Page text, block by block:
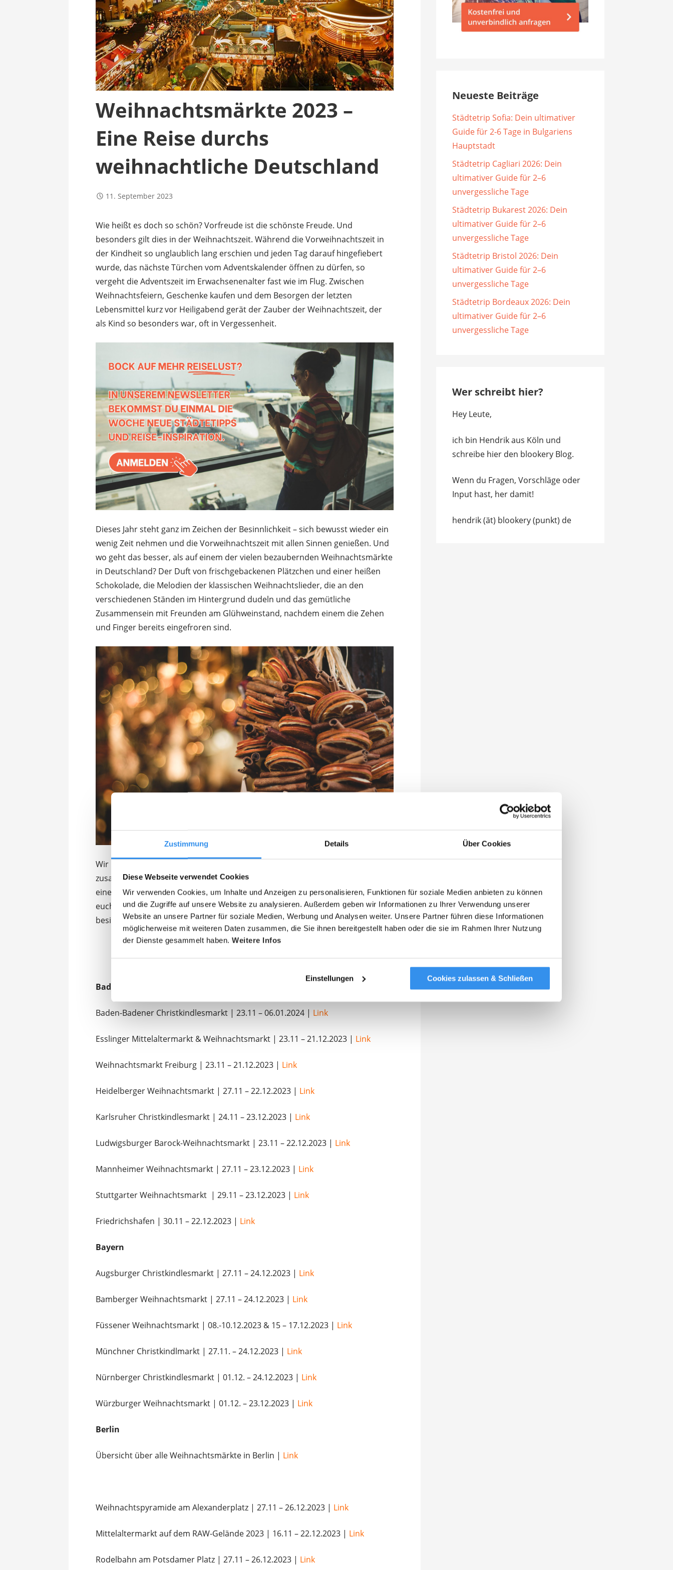
Zustimmung Details Über Cookies
Diese Webseite verwendet Cookies
Wir verwenden Cookies, um Inhalte und Anzeigen zu personalisieren, Funktionen für soziale Medien anbieten zu können
und die Zugriffe auf unsere Website zu analysieren. Außerdem geben wir Informationen zu Ihrer Verwendung unserer
Website an unsere Partner für soziale Medien, Werbung und Analysen weiter. Unsere Partner führen diese Informationen
möglicherweise mit weiteren Daten zusammen, die Sie ihnen bereitgestellt haben oder die sie im Rahmen Ihrer Nutzung
der Dienste gesammelt haben. Weitere Infos
Einstellungen Cookies zulassen & Schließen
Weihnachtsmärkte 2023 –
Eine Reise durchs
weihnachtliche Deutschland
11. September 2023
Wie heißt es doch so schön? Vorfreude ist die schönste Freude. Und
besonders gilt dies in der Weihnachtszeit. Während die Vorweihnachtszeit in
der Kindheit so unglaublich lang erschien und jeden Tag darauf hingefiebert
wurde, das nächste Türchen vom Adventskalender öffnen zu dürfen, so
vergeht die Adventszeit im Erwachsenenalter fast wie im Flug. Zwischen
Weihnachtsfeiern, Geschenke kaufen und dem Besorgen der letzten
Lebensmittel kurz vor Heiligabend gerät der Zauber der Weihnachtszeit, der
als Kind so besonders war, oft in Vergessenheit.
Dieses Jahr steht ganz im Zeichen der Besinnlichkeit – sich bewusst wieder ein
wenig Zeit nehmen und die Vorweihnachtszeit mit allen Sinnen genießen. Und
wo geht das besser, als auf einem der vielen bezaubernden Weihnachtsmärkte
in Deutschland? Der Duft von frischgebackenen Plätzchen und einer heißen
Schokolade, die Melodien der klassischen Weihnachtslieder, die an den
verschiedenen Ständen im Hintergrund dudeln und das gemütliche
Zusammensein mit Freunden am Glühweinstand, nachdem einem die Zehen
und Finger bereits eingefroren sind.
Wir haben euch hier für jedes Bundesland einige Weihnachtsmärkte
zusammengestellt. Wie wäre es zum Beispiel mit einem Wochenendausflug auf
einen der Weihnachtsmärkte in Münster, Kiel, Marburg oder Nürnberg? Lasst
euch überraschen, überlasst die Planung uns, und buchthiereuer
besinnliches Weihnachtswochenende.
Baden Würtemberg
Baden-Badener Christkindlesmarkt | 23.11 – 06.01.2024 | Link
Esslinger Mittelaltermarkt & Weihnachtsmarkt | 23.11 – 21.12.2023 | Link
Weihnachtsmarkt Freiburg |23.11 – 21.12.2023 | Link
Heidelberger Weihnachtsmarkt | 27.11 – 22.12.2023 | Link
Karlsruher Christkindlesmarkt | 24.11 – 23.12.2023 | Link
Ludwigsburger Barock-Weihnachtsmarkt | 23.11 – 22.12.2023 | Link
Mannheimer Weihnachtsmarkt | 27.11 – 23.12.2023 | Link
Stuttgarter Weihnachtsmarkt | 29.11 – 23.12.2023 | Link
Friedrichshafen | 30.11 – 22.12.2023 | Link
Bayern
Augsburger Christkindlesmarkt | 27.11 – 24.12.2023 | Link
Bamberger Weihnachtsmarkt | 27.11 – 24.12.2023 | Link
Füssener Weihnachtsmarkt | 08.-10.12.2023 & 15 – 17.12.2023 | Link
Münchner Christkindlmarkt | 27.11. – 24.12.2023 | Link
Nürnberger Christkindlesmarkt | 01.12. – 24.12.2023 | Link
Würzburger Weihnachtsmarkt | 01.12. – 23.12.2023 | Link
Berlin
Übersicht über alle Weihnachtsmärkte in Berlin | Link
Weihnachtspyramide am Alexanderplatz | 27.11 – 26.12.2023 | Link
Mittelaltermarkt auf dem RAW-Gelände 2023 | 16.11 – 22.12.2023 | Link
Rodelbahn am Potsdamer Platz | 27.11 – 26.12.2023 | Link
Neueste Beiträge
Städtetrip Sofia: Dein ultimativer
Guide für 2-6 Tage in Bulgariens
Hauptstadt
Städtetrip Cagliari 2026: Dein
ultimativer Guide für 2–6
unvergessliche Tage
Städtetrip Bukarest 2026: Dein
ultimativer Guide für 2–6
unvergessliche Tage
Städtetrip Bristol 2026: Dein
ultimativer Guide für 2–6
unvergessliche Tage
Städtetrip Bordeaux 2026: Dein
ultimativer Guide für 2–6
unvergessliche Tage
Wer schreibt hier?
Hey Leute,
ich bin Hendrik aus Köln und
schreibe hier den blookery Blog.
Wenn du Fragen, Vorschläge oder
Input hast, her damit!
hendrik (ät) blookery (punkt) de